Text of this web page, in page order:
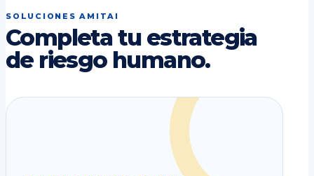
SOLUCIONES AMITAI
Completa tu estrategia
de riesgo humano.